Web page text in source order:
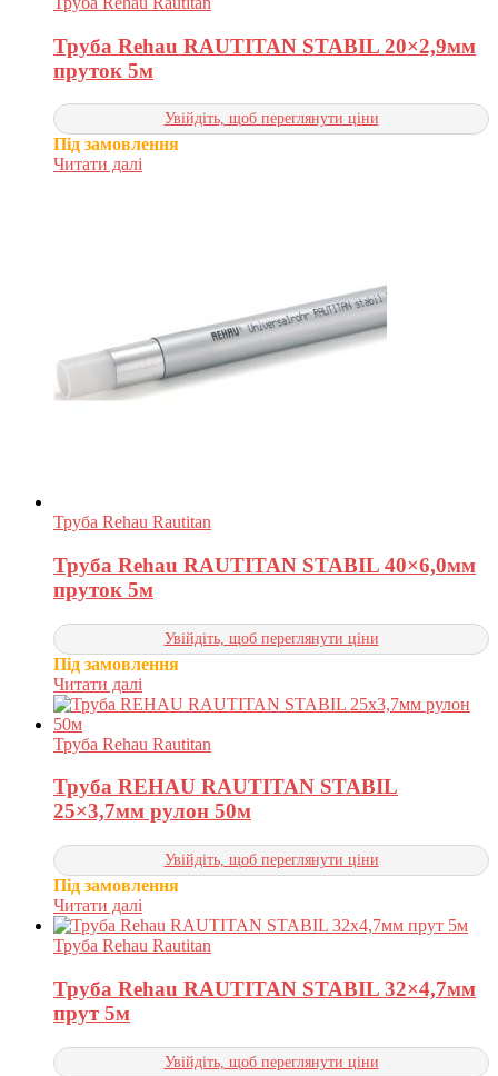
Труба Rehau RAUTITAN STABIL 20×2,9мм
пруток 5м
Увійдіть, щоб переглянути ціни
Під замовлення
Читати далі
Труба Rehau Rautitan
Труба Rehau RAUTITAN STABIL 40×6,0мм
пруток 5м
Увійдіть, щоб переглянути ціни
Під замовлення
Читати далі
Труба Rehau Rautitan
Труба REHAU RAUTITAN STABIL
25×3,7мм рулон 50м
Увійдіть, щоб переглянути ціни
Під замовлення
Читати далі
Труба Rehau Rautitan
Труба Rehau RAUTITAN STABIL 32×4,7мм
прут 5м
Увійдіть, щоб переглянути ціни